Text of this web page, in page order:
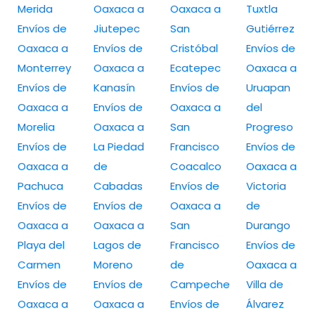
Merida
Envíos de
Oaxaca a
Monterrey
Envíos de
Oaxaca a
Morelia
Envíos de
Oaxaca a
Pachuca
Envíos de
Oaxaca a
Playa del
Carmen
Envíos de
Oaxaca a
Oaxaca a
Jiutepec
Envíos de
Oaxaca a
Kanasín
Envíos de
Oaxaca a
La Piedad
de
Cabadas
Envíos de
Oaxaca a
Lagos de
Moreno
Envíos de
Oaxaca a
Oaxaca a
San
Cristóbal
Ecatepec
Envíos de
Oaxaca a
San
Francisco
Coacalco
Envíos de
Oaxaca a
San
Francisco
de
Campeche
Envíos de
Tuxtla
Gutiérrez
Envíos de
Oaxaca a
Uruapan
del
Progreso
Envíos de
Oaxaca a
Victoria
de
Durango
Envíos de
Oaxaca a
Villa de
Álvarez